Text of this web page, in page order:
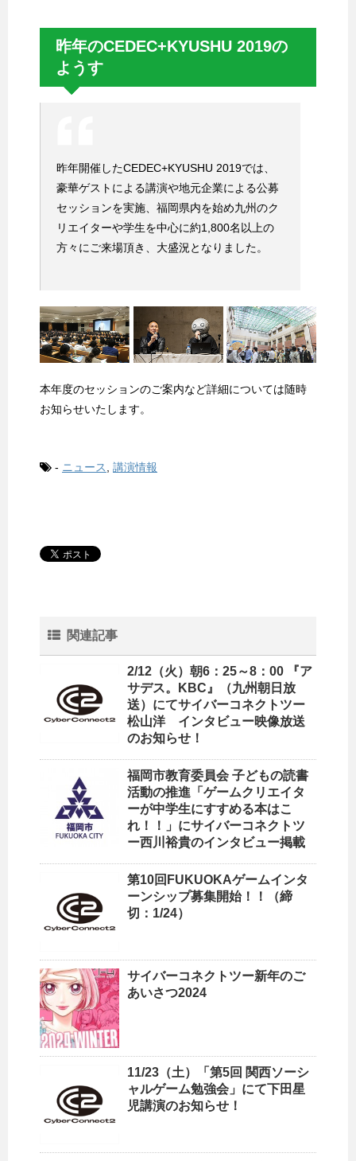
昨年のCEDEC+KYUSHU 2019の
ようす
昨年開催したCEDEC+KYUSHU 2019では、
豪華ゲストによる講演や地元企業による公募
セッションを実施、福岡県内を始め九州のク
リエイターや学生を中心に約1,800名以上の
方々にご来場頂き、大盛況となりました。
本年度のセッションのご案内など詳細については随時
お知らせいたします。
- ニュース, 講演情報
関連記事
2/12（火）朝6：25～8：00 『ア
サデス。KBC』（九州朝日放
送）にてサイバーコネクトツー
松山洋 インタビュー映像放送
のお知らせ！
福岡市教育委員会 子どもの読書
活動の推進「ゲームクリエイタ
ーが中学生にすすめる本はこ
れ！！」にサイバーコネクトツ
ー西川裕貴のインタビュー掲載
第10回FUKUOKAゲームインタ
ーンシップ募集開始！！（締
切：1/24）
サイバーコネクトツー新年のご
あいさつ2024
11/23（土）「第5回 関西ソーシ
ャルゲーム勉強会」にて下田星
児講演のお知らせ！